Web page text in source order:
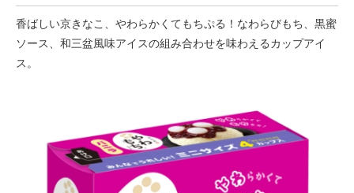
香ばしい京きなこ、やわらかくてもちぷる！なわらびもち、黒蜜
ソース、和三盆風味アイスの組み合わせを味わえるカップアイ
ス。